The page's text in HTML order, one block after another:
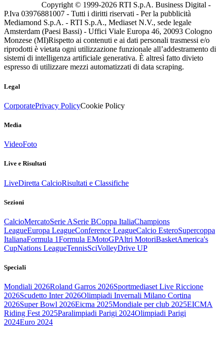
Copyright © 1999-2026 RTI S.p.A. Business Digital -
P.Iva 03976881007 - Tutti i diritti riservati - Per la pubblicità
Mediamond S.p.A. - RTI S.p.A., Mediaset N.V., sede legale
Amsterdam (Paesi Bassi) - Uffici Viale Europa 46, 20093 Cologno
Monzese (MI)Rispetto ai contenuti e ai dati personali trasmessi e/o
riprodotti è vietata ogni utilizzazione funzionale all’addestramento di
sistemi di intelligenza artificiale generativa. È altresì fatto divieto
espresso di utilizzare mezzi automatizzati di data scraping.
Legal
CorporatePrivacy PolicyCookie Policy
Media
VideoFoto
Live e Risultati
LiveDiretta CalcioRisultati e Classifiche
Sezioni
CalcioMercatoSerie ASerie BCoppa ItaliaChampions
LeagueEuropa LeagueConference LeagueCalcio EsteroSupercoppa
ItalianaFormula 1Formula EMotoGPAltri MotoriBasketAmerica's
CupNations LeagueTennisSciVolleyDrive UP
Speciali
Mondiali 2026Roland Garros 2026Sportmediaset Live Riccione
2026Scudetto Inter 2026Olimpiadi Invernali Milano Cortina
2026Super Bowl 2026Eicma 2025Mondiale per club 2025EICMA
Riding Fest 2025Paralimpiadi Parigi 2024Olimpiadi Parigi
2024Euro 2024